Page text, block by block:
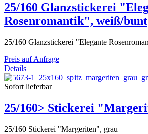
25/160 Glanzstickerei
Rosenromantik", weiß/bunt
25/160 Glanzstickerei "Elegante
Preis auf Anfrage
Details
Sofort lieferbar
25/160> Stickerei
25/160 Stickerei "Margeriten", grau